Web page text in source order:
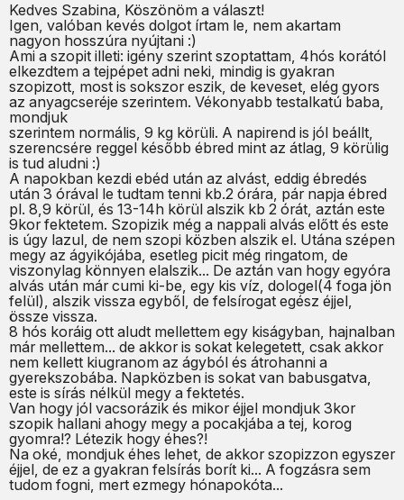
Kedves Szabina, Köszönöm a választ!
Igen, valóban kevés dolgot írtam le, nem akartam
nagyon hosszúra nyújtani :)
Ami a szopit illeti: igény szerint szoptattam, 4hós korától
elkezdtem a tejpépet adni neki, mindig is gyakran
szopizott, most is sokszor eszik, de keveset, elég gyors
az anyagcseréje szerintem. Vékonyabb testalkatú baba,
mondjuk
szerintem normális, 9 kg körüli. A napirend is jól beállt,
szerencsére reggel később ébred mint az átlag, 9 körülig
is tud aludni :)
A napokban kezdi ebéd után az alvást, eddig ébredés
után 3 órával le tudtam tenni kb.2 órára, pár napja ébred
pl. 8,9 körül, és 13-14h körül alszik kb 2 órát, aztán este
9kor fektetem. Szopizik még a nappali alvás előtt és este
is úgy lazul, de nem szopi közben alszik el. Utána szépen
megy az ágyikójába, esetleg picit még ringatom, de
viszonylag könnyen elalszik... De aztán van hogy egyóra
alvás után már cumi ki-be, egy kis víz, dologel(4 foga jön
felül), alszik vissza egyből, de felsírogat egész éjjel,
össze vissza.
8 hós koráig ott aludt mellettem egy kiságyban, hajnalban
már mellettem... de akkor is sokat kelegetett, csak akkor
nem kellett kiugranom az ágyból és átrohanni a
gyerekszobába. Napközben is sokat van babusgatva,
este is sírás nélkül megy a fektetés.
Van hogy jól vacsorázik és mikor éjjel mondjuk 3kor
szopik hallani ahogy megy a pocakjába a tej, korog
gyomra!? Létezik hogy éhes?!
Na oké, mondjuk éhes lehet, de akkor szopizzon egyszer
éjjel, de ez a gyakran felsírás borít ki... A fogzásra sem
tudom fogni, mert ezmegy hónapokóta...